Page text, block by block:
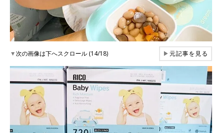
▼次の画像は下へスクロール (14/18) ▶元記事を見る